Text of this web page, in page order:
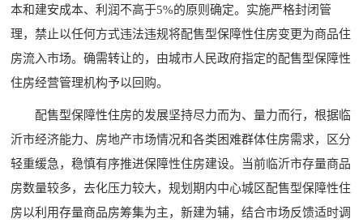
本和建安成本、利润不高于5%的原则确定。实施严格封闭管
理，禁止以任何方式违法违规将配售型保障性住房变更为商品住
房流入市场。确需转让的，由城市人民政府指定的配售型保障性
住房经营管理机构予以回购。
配售型保障性住房的发展坚持尽力而为、量力而行，根据临
沂市经济能力、房地产市场情况和各类困难群体住房需求，区分
轻重缓急，稳慎有序推进保障性住房建设。当前临沂市存量商品
房数量较多，去化压力较大，规划期内中心城区配售型保障性住
房以利用存量商品房筹集为主，新建为辅，结合市场反馈适时调